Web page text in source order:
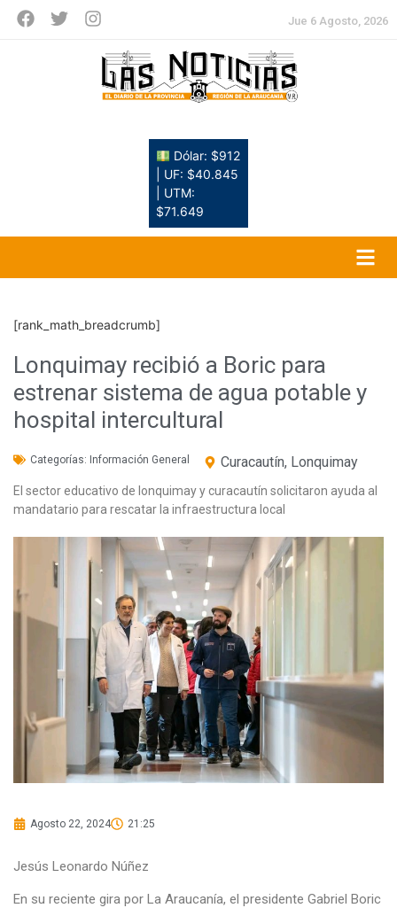
Jue 6 Agosto, 2026
Dólar: $912
| UF: $40.845
| UTM:
$71.649
[rank_math_breadcrumb]
Lonquimay recibió a Boric para
estrenar sistema de agua potable y
hospital intercultural
Categorías: Información General Curacautín, Lonquimay
El sector educativo de lonquimay y curacautín solicitaron ayuda al
mandatario para rescatar la infraestructura local
Agosto 22, 2024 21:25
Jesús Leonardo Núñez
En su reciente gira por La Araucanía, el presidente Gabriel Boric